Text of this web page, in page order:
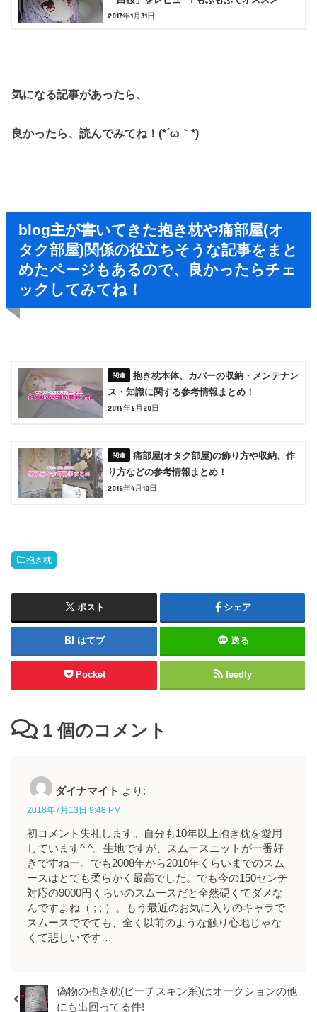
2017年1月31日
気になる記事があったら、
良かったら、読んでみてね！(*´ω｀*)
blog主が書いてきた抱き枕や痛部屋(オ
タク部屋)関係の役立ちそうな記事をまと
めたページもあるので、良かったらチェ
ックしてみてね！
抱き枕本体、カバーの収納・メンテナン
ス・知識に関する参考情報まとめ！
2018年8月20日
痛部屋(オタク部屋)の飾り方や収納、作
り方などの参考情報まとめ！
2016年4月10日
抱き枕
ポスト シェア
はてブ 送る
Pocket feedly
1 個のコメント
ダイナマイト より:
2018年7月13日 9:48 PM
初コメント失礼します。自分も10年以上抱き枕を愛用
しています^ ^。生地ですが、スムースニットが一番好
きですねー。でも2008年から2010年くらいまでのスム
ースはとても柔らかく最高でした。でも今の150センチ
対応の9000円くらいのスムースだと全然硬くてダメな
んですよね（ ; ; ）。もう最近のお気に入りのキャラで
スムースででても、全く以前のような触り心地じゃな
くて悲しいです…
偽物の抱き枕(ピーチスキン系)はオークションの他
にも出回ってる件!